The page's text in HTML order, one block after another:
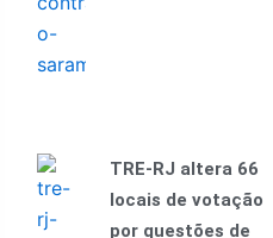
TRE-RJ altera 66
locais de votação
por questões de